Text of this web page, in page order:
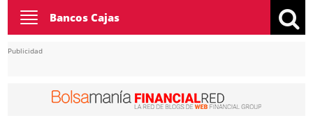
Toggle
navigation
Bancos Cajas
Publicidad